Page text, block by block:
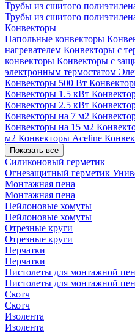
Трубы из сшитого
Трубы из сшитого
Конвекторы
Напольные конвекторы
нагревателем Конвекторы с
конвекторы Конвекторы с
электронным термостатом
Конвекторы 500 Вт
Конвекторы 1.5 кВт
Конвекторы 2.5 кВт
Конвекторы на 7 м2
Конвекторы на 15 м2
м2 Конвекторы Aceline
Показать все
Силиконовый герметик
Огнезащитный герметик
Монтажная пена
Монтажная пена
Нейлоновые хомуты
Нейлоновые хомуты
Отрезные круги
Отрезные круги
Перчатки
Перчатки
Пистолеты для монтажной
Пистолеты для монтажной
Скотч
Скотч
Изолента
Изолента